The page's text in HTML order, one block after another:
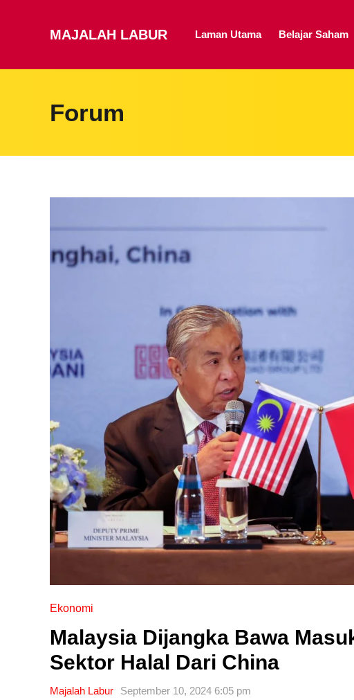
MAJALAH LABUR Laman Utama Belajar Saham
Forum
Ekonomi
Malaysia Dijangka Bawa
Sektor Halal Dari China
Majalah Labur September 10, 2024 6:05 pm